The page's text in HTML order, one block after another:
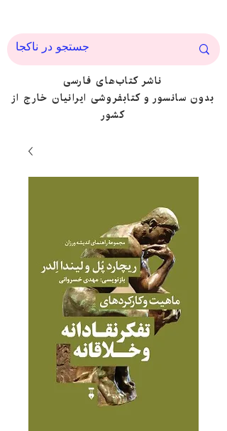
ناشر کتاب‌های فارسی
بدون سانسور و کتابفروشی ایرانیان خارج از
کشور